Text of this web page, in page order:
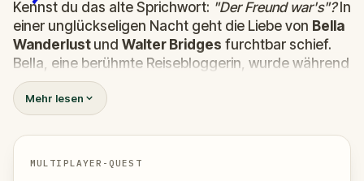
Kennst du das alte Sprichwort: "Der Freund war's"?In
einer unglückseligen Nacht geht die Liebe von Bella
Wanderlust und Walter Bridges furchtbar schief.
Bella, eine berühmte Reisebloggerin, wurde während
einer Geistertour, die von dem theatralischen
Shadowsgeleitet wurde,
liegt es an dir, die Wahrheit herauszufinden.
War es Walter, der besessene Freund? Percy, der
Geisterführer mit dem Gespür für Dramatik? Oder
Mehr lesen
MULTIPLAYER-QUEST